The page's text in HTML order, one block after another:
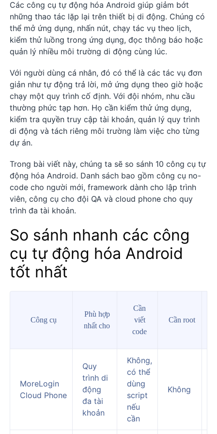
Các công cụ tự động hóa Android giúp giảm bớt
những thao tác lặp lại trên thiết bị di động. Chúng có
thể mở ứng dụng, nhấn nút, chạy tác vụ theo lịch,
kiểm thử luồng trong ứng dụng, đọc thông báo hoặc
quản lý nhiều môi trường di động cùng lúc.
Với người dùng cá nhân, đó có thể là các tác vụ đơn
giản như tự động trả lời, mở ứng dụng theo giờ hoặc
chạy một quy trình cố định. Với đội nhóm, nhu cầu
thường phức tạp hơn. Họ cần kiểm thử ứng dụng,
kiểm tra quyền truy cập tài khoản, quản lý quy trình
di động và tách riêng môi trường làm việc cho từng
dự án.
Trong bài viết này, chúng ta sẽ so sánh 10 công cụ tự
động hóa Android. Danh sách bao gồm công cụ no-
code cho người mới, framework dành cho lập trình
viên, công cụ cho đội QA và cloud phone cho quy
trình đa tài khoản.
So sánh nhanh các công
cụ tự động hóa Android
tốt nhất
Công cụ
Phù hợp
nhất cho
Cần
viết
code
Cần root
MoreLogin
Cloud Phone
Quy
trình di
động
đa tài
khoản
Không,
có thể
dùng
script
nếu
cần
Không